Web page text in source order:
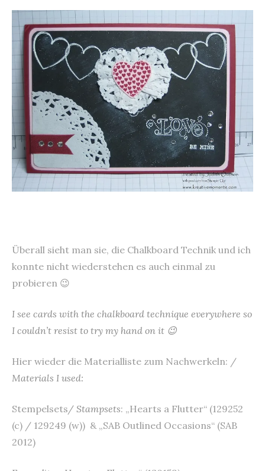
Überall sieht man sie, die Chalkboard Technik und ich
konnte nicht wiederstehen es auch einmal zu
probieren 😉
I see cards with the chalkboard technique everywhere so
I couldn’t resist to try my hand on it 😉
Hier wieder die Materialliste zum Nachwerkeln: /
Materials I used:
Stempelsets/ Stampsets: „Hearts a Flutter“ (129252
(c) / 129249 (w)) & „SAB Outlined Occasions“ (SAB
2012)